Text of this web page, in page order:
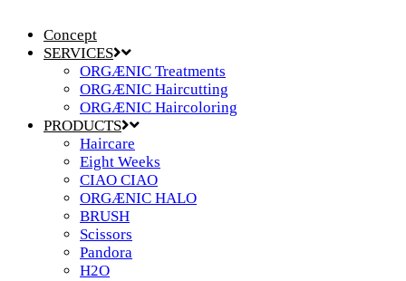
Concept
SERVICES
ORGÆNIC Treatments
ORGÆNIC Haircutting
ORGÆNIC Haircoloring
PRODUCTS
Haircare
Eight Weeks
CIAO CIAO
ORGÆNIC HALO
BRUSH
Scissors
Pandora
H2O